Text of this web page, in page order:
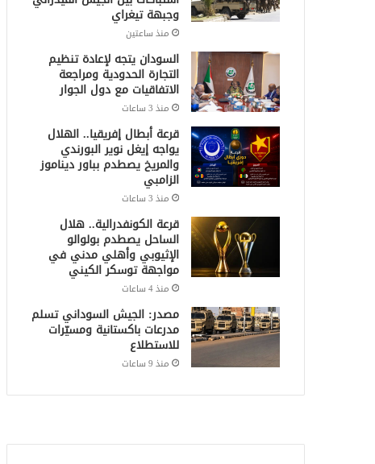
وجبهة تيغراي
منذ ساعتين
السودان يتجه لإعادة تنظيم
التجارة الحدودية ومراجعة
الاتفاقيات مع دول الجوار
منذ 3 ساعات
قرعة أبطال إفريقيا.. الهلال
يواجه إيغل نوير البورندي
والمريخ يصطدم بباور ديناموز
الزامبي
منذ 3 ساعات
قرعة الكونفدرالية.. هلال
الساحل يصطدم بولوالو
الإثيوبي وأهلي مدني في
مواجهة توسكر الكيني
منذ 4 ساعات
مصدر: الجيش السوداني تسلم
مدرعات باكستانية ومسيّرات
للاستطلاع
منذ 9 ساعات